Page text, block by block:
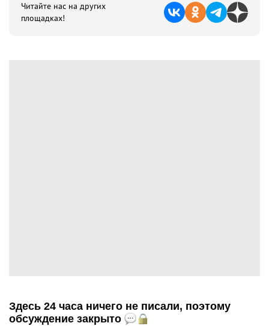
Читайте нас на других
площадках!
Здесь 24 часа ничего не писали, поэтому
обсуждение закрыто